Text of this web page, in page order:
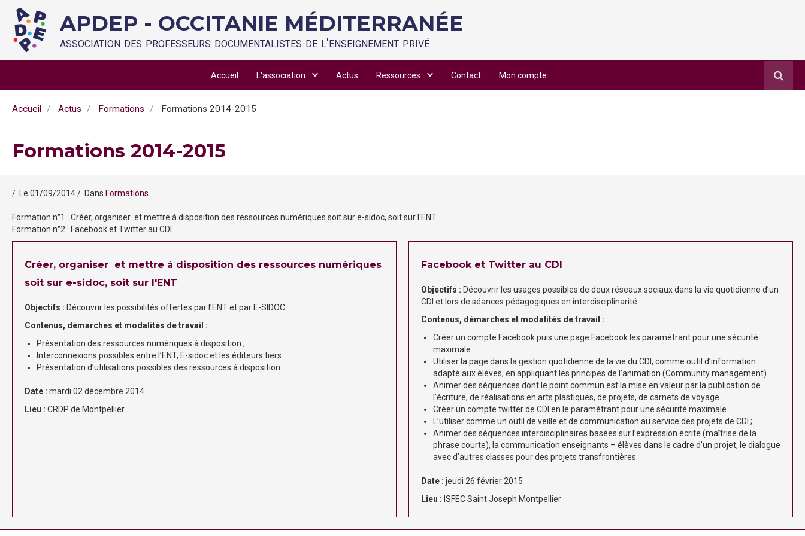
APDEP - OCCITANIE MÉDITERRANÉE
association des professeurs documentalistes de l'enseignement privé
Accueil L'association Actus Ressources Contact Mon compte
Accueil Actus Formations Formations 2014-2015
Formations 2014-2015
Le 01/09/2014 Dans Formations
Formation n°1 : Créer, organiser et mettre à disposition des ressources numériques soit sur e-sidoc, soit sur l'ENT
Formation n°2 : Facebook et Twitter au CDI
Créer, organiser et mettre à disposition des ressources numériques
soit sur e-sidoc, soit sur l'ENT
Objectifs : Découvrir les possibilités offertes par l’ENT et par E-SIDOC
Contenus, démarches et modalités de travail :
Présentation des ressources numériques à disposition ;
Interconnexions possibles entre l’ENT, E-sidoc et les éditeurs tiers
Présentation d’utilisations possibles des ressources à disposition.
Date : mardi 02 décembre 2014
Lieu : CRDP de Montpellier
Facebook et Twitter au CDI
Objectifs : Découvrir les usages possibles de deux réseaux sociaux dans la vie quotidienne d’un
CDI et lors de séances pédagogiques en interdisciplinarité.
Contenus, démarches et modalités de travail :
Créer un compte Facebook puis une page Facebook les paramétrant pour une sécurité
maximale
Utiliser la page dans la gestion quotidienne de la vie du CDI, comme outil d’information
adapté aux élèves, en appliquant les principes de l’animation (Community management)
Animer des séquences dont le point commun est la mise en valeur par la publication de
l’écriture, de réalisations en arts plastiques, de projets, de carnets de voyage …
Créer un compte twitter de CDI en le paramétrant pour une sécurité maximale
L’utiliser comme un outil de veille et de communication au service des projets de CDI ;
Animer des séquences interdisciplinaires basées sur l’expression écrite (maîtrise de la
phrase courte), la communication enseignants – élèves dans le cadre d’un projet, le dialogue
avec d’autres classes pour des projets transfrontières.
Date : jeudi 26 février 2015
Lieu : ISFEC Saint Joseph Montpellier